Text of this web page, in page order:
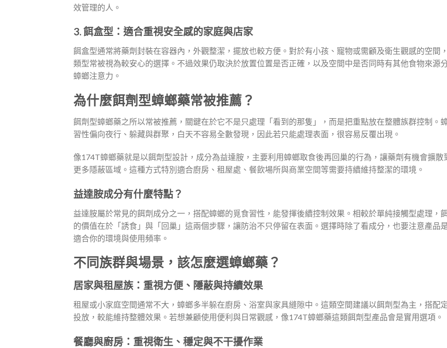
效管理的人。
3. 餌盒型：適合重視安全感的家庭與店家
餌盒型通常將藥劑封裝在容器內，外觀整潔，擺放也較方便。對於有小孩、寵物或需顧及衛生觀感的空間
類型常被視為較安心的選擇。不過效果仍取決於放置位置是否正確，以及空間中是否同時有其他食物來源
蟑螂注意力。
為什麼餌劑型蟑螂藥常被推薦？
餌劑型蟑螂藥之所以常被推薦，關鍵在於它不是只處理「看到的那隻」，而是把重點放在整體族群控制。
習性偏向夜行、躲藏與群聚，白天不容易全數發現，因此若只能處理表面，很容易反覆出現。
像174T蟑螂藥就是以餌劑型設計，成分為益達胺，主要利用蟑螂取食後再回巢的行為，讓藥劑有機會擴散
更多隱蔽區域。這種方式特別適合廚房、租屋處、餐飲場所與商業空間等需要持續維持整潔的環境。
益達胺成分有什麼特點？
益達胺屬於常見的餌劑成分之一，搭配蟑螂的覓食習性，能發揮後續控制效果。相較於單純接觸型處理，
的價值在於「誘食」與「回巢」這兩個步驟，讓防治不只停留在表面。選擇時除了看成分，也要注意產品
適合你的環境與使用頻率。
不同族群與場景，該怎麼選蟑螂藥？
居家與租屋族：重視方便、隱蔽與持續效果
租屋或小家庭空間通常不大，蟑螂多半躲在廚房、浴室與家具縫隙中。這類空間建議以餌劑型為主，搭配
投放，較能維持整體效果。若想兼顧使用便利與日常觀感，像174T蟑螂藥這類餌劑型產品會是實用選項。
餐廳與廚房：重視衛生、穩定與不干擾作業